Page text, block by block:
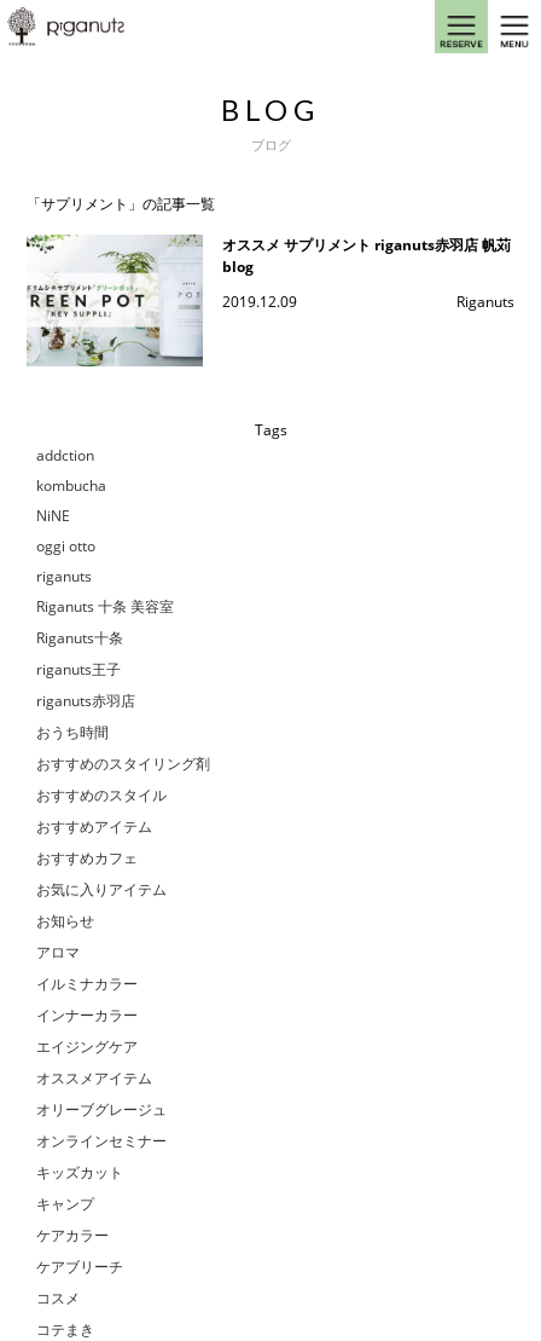
BLOG
ブログ
「サプリメント」の記事一覧
オススメ サプリメント riganuts赤羽店 帆苅
blog
2019.12.09
Riganuts
Tags
addction
kombucha
NiNE
oggi otto
riganuts
Riganuts 十条 美容室
Riganuts十条
riganuts王子
riganuts赤羽店
おうち時間
おすすめのスタイリング剤
おすすめのスタイル
おすすめアイテム
おすすめカフェ
お気に入りアイテム
お知らせ
アロマ
イルミナカラー
インナーカラー
エイジングケア
オススメアイテム
オリーブグレージュ
オンラインセミナー
キッズカット
キャンプ
ケアカラー
ケアブリーチ
コスメ
コテまき